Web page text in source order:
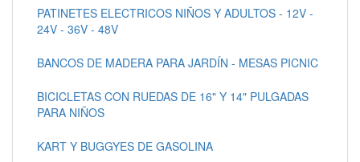
PATINETES ELECTRICOS NIÑOS Y ADULTOS - 12V -
24V - 36V - 48V
BANCOS DE MADERA PARA JARDÍN - MESAS PICNIC
BICICLETAS CON RUEDAS DE 16" Y 14" PULGADAS
PARA NIÑOS
KART Y BUGGYES DE GASOLINA